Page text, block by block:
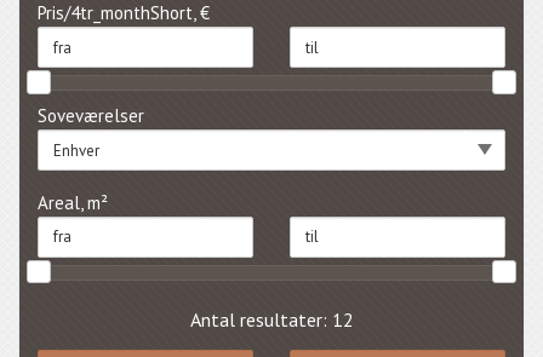
Pris/4tr_monthShort, €
Soveværelser
Enhver
Areal, m²
Antal resultater: 12